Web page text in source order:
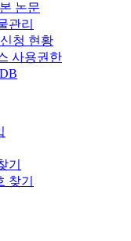
논문
관리
청 현황
사용권한
기
찾기